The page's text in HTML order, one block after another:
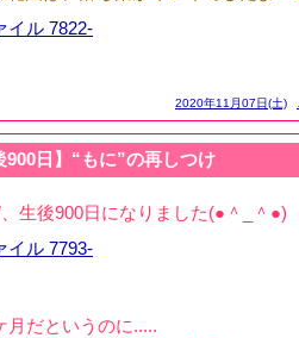
2020年11月07日(土)
900日】“もに”の再しつけ
、生後900日になりました(●＾_＾●)
月だというのに.....